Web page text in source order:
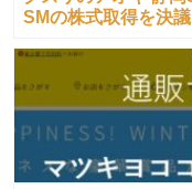
SMの株式取得を決議